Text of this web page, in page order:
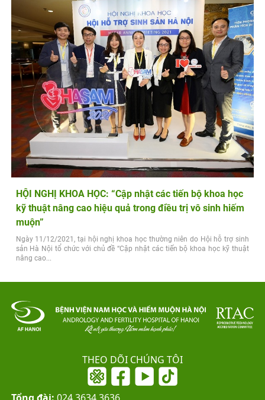
HỘI NGHỊ KHOA HỌC: “Cập nhật các tiến bộ khoa học
kỹ thuật nâng cao hiệu quả trong điều trị vô sinh hiếm
muộn”
Ngày 11/12/2021, tại hội nghị khoa học thường niên do Hội hỗ trợ sinh
sản Hà Nội tổ chức với chủ đề “Cập nhật các tiến bộ khoa học kỹ thuật
nâng cao...
THEO DÕI CHÚNG TÔI